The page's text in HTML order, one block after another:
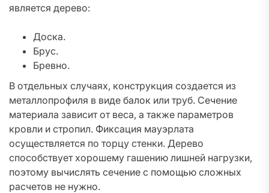
является дерево:
Доска.
Брус.
Бревно.
В отдельных случаях, конструкция создается из
металлопрофиля в виде балок или труб. Сечение
материала зависит от веса, а также параметров
кровли и стропил. Фиксация мауэрлата
осуществляется по торцу стенки. Дерево
способствует хорошему гашению лишней нагрузки,
поэтому вычислять сечение с помощью сложных
расчетов не нужно.